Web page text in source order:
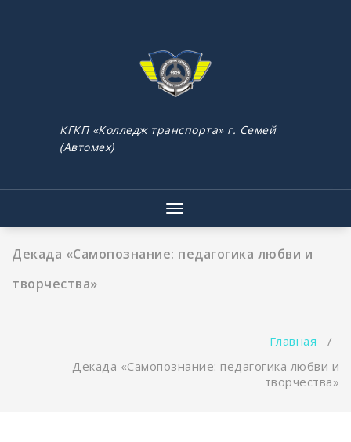
КГКП «Колледж транспорта» г. Семей
(Автомех)
Показать/
Скрыть
Декада «Самопознание: педагогика любви и
творчества»
Главная /
Декада «Самопознание: педагогика любви и
творчества»